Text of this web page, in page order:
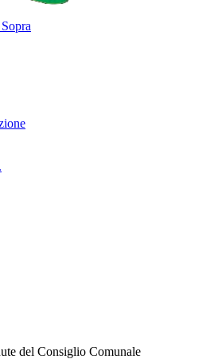
del Consiglio Comunale